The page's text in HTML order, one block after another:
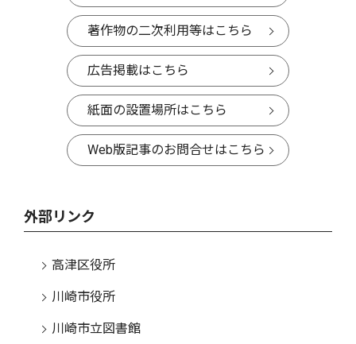
著作物の二次利用等はこちら
広告掲載はこちら
紙面の設置場所はこちら
Web版記事のお問合せはこちら
外部リンク
高津区役所
川崎市役所
川崎市立図書館